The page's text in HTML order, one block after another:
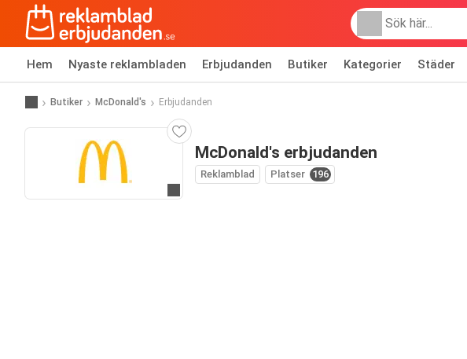
Hem Nyaste reklambladen Erbjudanden Butiker Kategorier Städer
Butiker McDonald's Erbjudanden
McDonald's erbjudanden
Reklamblad Platser 196